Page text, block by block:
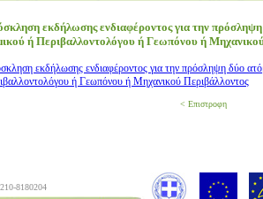
εκδήλωσης ενδιαφέροντος για την
ή Περιβαλλοντολόγου ή Γεωπόνου ή
εκδήλωσης ενδιαφέροντος για την πρόσληψη δύο
ή Γεωπόνου ή Μηχανικού Περιβάλλοντος
< Επιστροφη
8180204